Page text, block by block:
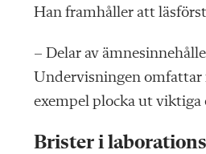
Han framhåller att
– Delar av
Undervisningen omfattar
exempel plocka ut viktiga
Brister i